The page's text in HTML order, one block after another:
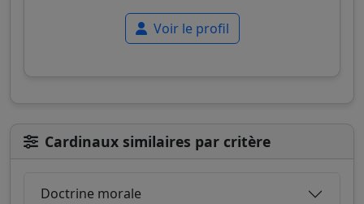
Voir le profil
Cardinaux similaires par critère
Doctrine morale